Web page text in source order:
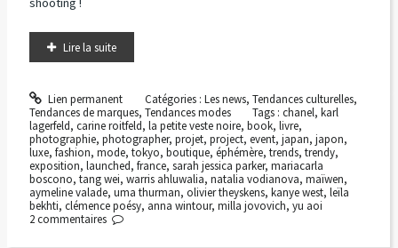
Lire la suite
Lien permanent Catégories : Les news, Tendances culturelles,
Tendances de marques, Tendances modes Tags :chanel,karl
lagerfeld, carine roitfeld, la petite veste noire, book, livre,
photographie, photographer, projet, project, event, japan, japon,
luxe, fashion, mode, tokyo, boutique, éphémère, trends, trendy,
exposition, launched, france, sarah jessica parker, mariacarla
boscono, tang wei, warris ahluwalia, natalia vodianova, maïwen,
aymeline valade, uma thurman, olivier theyskens, kanye west, leïla
bekhti, clémence poésy, anna wintour, milla jovovich, yu aoi
2 commentaires